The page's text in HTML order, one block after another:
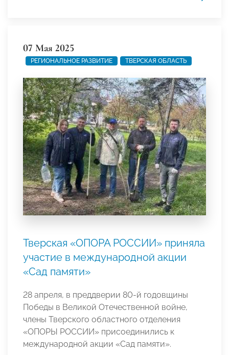
07 Мая 2025
РЕГИОНАЛЬНОЕ РАЗВИТИЕ ТВЕРСКАЯ ОБЛАСТЬ
Тверская «ОПОРА РОССИИ» приняла
участие в международной акции
«Сад памяти»
28 апреля, в преддверии 80-й годовщины
Победы в Великой Отечественной войне,
члены Тверского областного отделения
«ОПОРЫ РОССИИ» присоединились к
международной акции «Сад памяти».